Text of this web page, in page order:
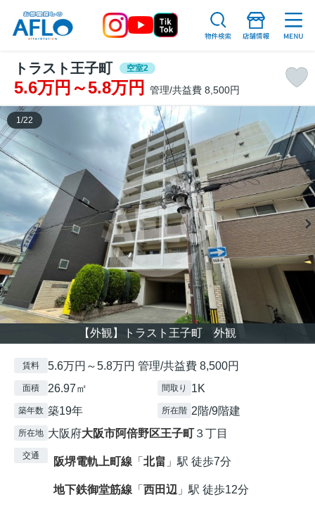
トラスト王子町 空室2
5.6万円～5.8万円 管理/共益費 8,500円
【外観】トラスト王子町 外観
1 /22
賃料 5.6万円～5.8万円 管理/共益費 8,500円
面積 26.97㎡ 間取り 1K
築年数 築19年 所在階 2階/9階建
所在地 大阪府大阪市阿倍野区王子町 ３丁目
交通 阪堺電軌上町線 「 北畠 」駅 徒歩7分
地下鉄御堂筋線 「 西田辺 」駅 徒歩12分